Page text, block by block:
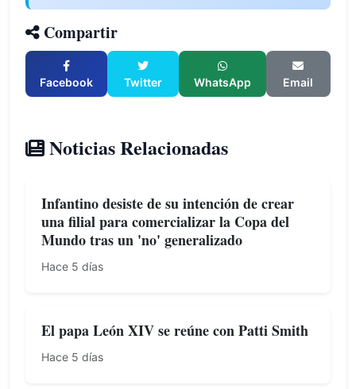
Compartir
Facebook Twitter WhatsApp Email
Noticias Relacionadas
Infantino desiste de su intención de crear
una filial para comercializar la Copa del
Mundo tras un 'no' generalizado
Hace 5 días
El papa León XIV se reúne con Patti Smith
Hace 5 días